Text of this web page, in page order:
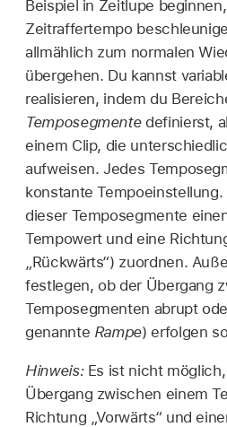
Beispiel in Zeitlupe
Zeitraffertempo
allmählich zum normalen
übergehen. Du kannst
realisieren, indem du
Temposegmentedefinierst,
einem Clip, die
aufweisen. Jedes
konstante
dieser Temposegmente
Tempowert und eine
„Rückwärts“) zuordnen.
festlegen, ob der Übergang
Temposegmenten abrupt
genannte Rampe) erfolgen
Hinweis: Es ist nicht
Übergang zwischen einem
Richtung „Vorwärts“ und